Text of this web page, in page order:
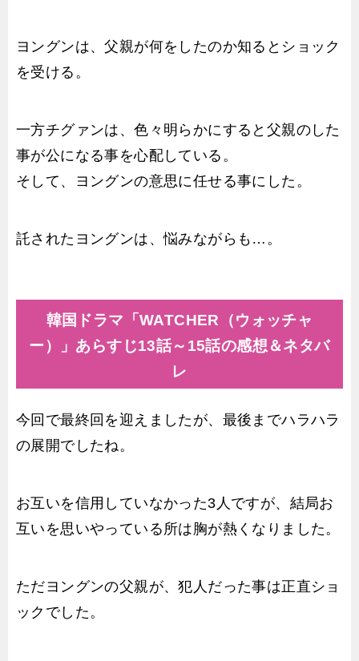
ヨングンは、父親が何をしたのか知るとショック
を受ける。
一方チグァンは、色々明らかにすると父親のした
事が公になる事を心配している。
そして、ヨングンの意思に任せる事にした。
託されたヨングンは、悩みながらも…。
韓国ドラマ「WATCHER（ウォッチャ
ー）」あらすじ13話～15話の感想＆ネタバ
レ
今回で最終回を迎えましたが、最後までハラハラ
の展開でしたね。
お互いを信用していなかった3人ですが、結局お
互いを思いやっている所は胸が熱くなりました。
ただヨングンの父親が、犯人だった事は正直ショ
ックでした。